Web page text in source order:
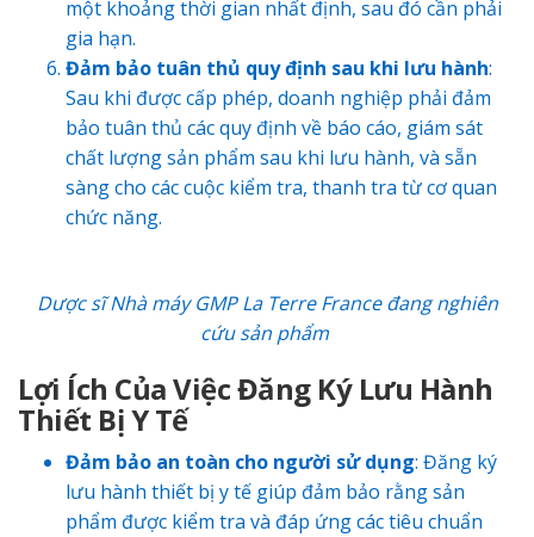
một khoảng thời gian nhất định, sau đó cần phải
gia hạn.
Đảm bảo tuân thủ quy định sau khi lưu hành:
Sau khi được cấp phép, doanh nghiệp phải đảm
bảo tuân thủ các quy định về báo cáo, giám sát
chất lượng sản phẩm sau khi lưu hành, và sẵn
sàng cho các cuộc kiểm tra, thanh tra từ cơ quan
chức năng.
Dược sĩNhà máy GMP La Terre Franceđang nghiên
cứu sản phẩm
Lợi Ích Của Việc Đăng Ký Lưu Hành
Thiết Bị Y Tế
Đảm bảo an toàn cho người sử dụng: Đăng ký
lưu hành thiết bị y tế giúp đảm bảo rằng sản
phẩm được kiểm tra và đáp ứng các tiêu chuẩn